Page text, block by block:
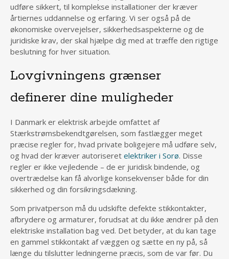
udføre sikkert, til komplekse installationer der kræver
årtiernes uddannelse og erfaring. Vi ser også på de
økonomiske overvejelser, sikkerhedsaspekterne og de
juridiske krav, der skal hjælpe dig med at træffe den rigtige
beslutning for hver situation.
Lovgivningens grænser
definerer dine muligheder
I Danmark er elektrisk arbejde omfattet af
Stærkstrømsbekendtgørelsen, som fastlægger meget
præcise regler for, hvad private boligejere må udføre selv,
og hvad der kræver autoriseret elektriker i Sorø. Disse
regler er ikke vejledende – de er juridisk bindende, og
overtrædelse kan få alvorlige konsekvenser både for din
sikkerhed og din forsikringsdækning.
Som privatperson må du udskifte defekte stikkontakter,
afbrydere og armaturer, forudsat at du ikke ændrer på den
elektriske installation bag ved. Det betyder, at du kan tage
en gammel stikkontakt af væggen og sætte en ny på, så
længe du tilslutter ledningerne præcis, som de var før. Du